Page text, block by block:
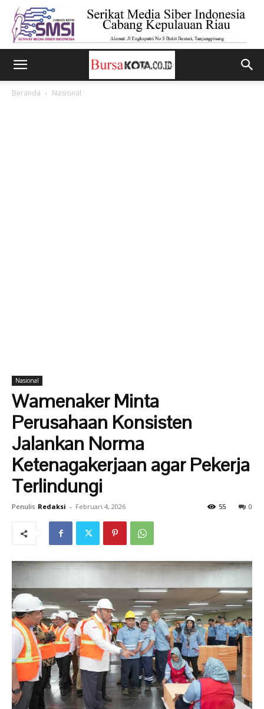
Beranda Nasional
Nasional
Wamenaker Minta
Perusahaan Konsisten
Jalankan Norma
Ketenagakerjaan agar Pekerja
Terlindungi
Penulis Redaksi - Februari 4, 2026 0
55